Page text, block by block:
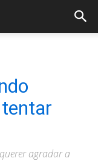
agradar a